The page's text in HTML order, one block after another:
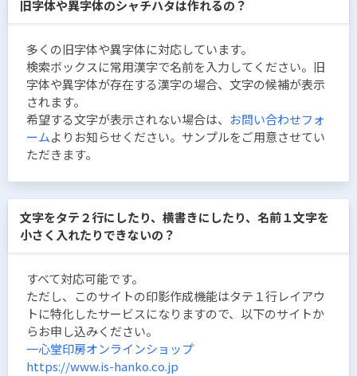
旧字体や異字体のシャチハタは作れるの？
多くの旧字体や異字体に対応しています。
検索ボックスに常用漢字で名前を入力してください。旧
字体や異字体が存在する漢字の場合、文字の候補が表示
されます。
希望する文字が表示されない場合は、 お問い合わせフォ
ームよりお知らせください。サンプルをご用意させてい
ただきます。
文字をタテ２行にしたり、横書きにしたり、名前１文字を
小さく入れたりできないの？
すべて対応可能です。
ただし、このサイトの印影作成機能はタテ１行レイアウ
トに特化したサービスになりますので、以下のサイトか
らお申し込みください。
一心堂印房オンラインショップ
https://www.is-hanko.co.jp